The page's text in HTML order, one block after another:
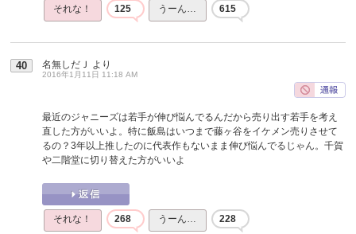
それな！ 125 うーん… 615
40 名無しだＪ より
2016年1月11日 11:18 AM
最近のジャニーズは若手が伸び悩んでるんだから売り出す若手を考え
直した方がいいよ。特に飯島はいつまで藤ヶ谷をイケメン売りさせて
るの？3年以上推したのに代表作もないまま伸び悩んでるじゃん。千賀
や二階堂に切り替えた方がいいよ
それな！ 268 うーん… 228